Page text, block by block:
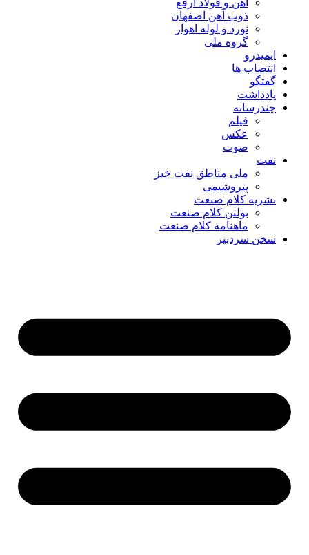
ذوب آهن اصفهان
نورد و لوله اهواز
گروه ملی
ایمیدرو
انتصاب ها
گفتگو
یادداشت
چندرسانه
فیلم
عکس
صوت
نفت
ملی مناطق نفت خیز
پتروشیمی
نشریه کلام صنعت
بولتن کلام صنعت
ماهنامه کلام صنعت
سخن سردبیر